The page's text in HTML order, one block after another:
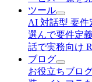
ツール
AI 対話型 要
選んで要件定
話で実務向け
ブログ
お役立ちブロ